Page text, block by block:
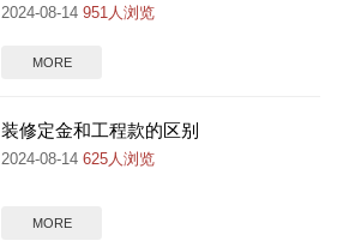
2024-08-14 951人浏览
MORE
装修定金和工程款的区别
2024-08-14 625人浏览
MORE